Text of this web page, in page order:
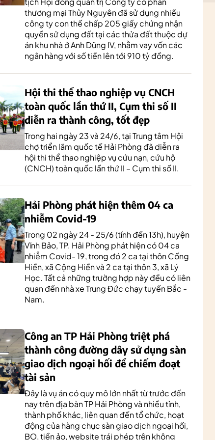
thương mại Thủy Nguyên đã sử dụng nhiều
công ty con thế chấp 205 giấy chứng nhận
quyền sử dụng đất tại các thửa đất thuộc dự
án khu nhà ở Anh Dũng IV, nhằm vay vốn các
ngân hàng với số tiền lên tới 910 tỷ đồng.
Hội thi thể thao nghiệp vụ CNCH
toàn quốc lần thứ II, Cụm thi số II
diễn ra thành công, tốt đẹp
Trong hai ngày 23 và 24/6, tại Trung tâm Hội
chợ triển lãm quốc tế Hải Phòng đã diễn ra
hội thi thể thao nghiệp vụ cứu nạn, cứu hộ
(CNCH) toàn quốc lần thứ II – Cụm thi số II.
Hải Phòng phát hiện thêm 04 ca
nhiễm Covid-19
Trong 02 ngày 24 - 25/6 (tính đến 13h), huyện
Vĩnh Bảo, TP. Hải Phòng phát hiện có 04 ca
nhiễm Covid- 19, trong đó 2 ca tại thôn Cống
Hiền, xã Cộng Hiền và 2 ca tại thôn 3, xã Lý
Học. Tất cả những trường hợp này đều có liên
quan đến nhà xe Trung Đức chạy tuyến Bắc -
Nam.
Công an TP Hải Phòng triệt phá
thành công đường dây sử dụng sàn
giao dịch ngoại hối để chiếm đoạt
tài sản
Đây là vụ án có quy mô lớn nhất từ trước đến
nay trên địa bàn TP Hải Phòng và nhiều tỉnh,
thành phố khác, liên quan đến tổ chức, hoạt
động của hàng chục sàn giao dịch ngoại hối,
BO, tiền ảo, website trái phép trên không